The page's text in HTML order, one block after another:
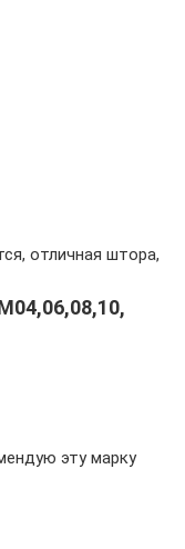
отличная штора,
эту марку